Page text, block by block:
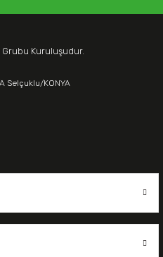
Grubu Kuruluşudur.
Selçuklu/KONYA